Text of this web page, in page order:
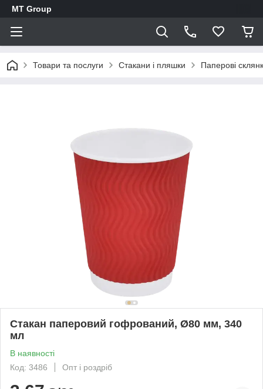
MT Group
Товари та послуги Стакани і пляшки Паперові
Стакан паперовий гофрований, Ø80 мм, 340
мл
В наявності
Код: 3486
Опт і роздріб